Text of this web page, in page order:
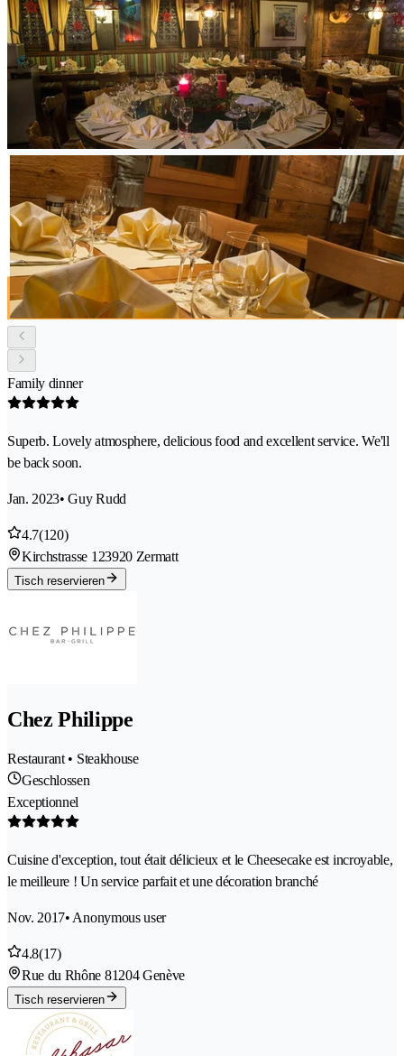
Family dinner
Superb. Lovely atmosphere, delicious food and excellent service. We'll
be back soon.
Jan. 2023• Guy Rudd
4.7(120)
Kirchstrasse 123920 Zermatt
Tisch reservieren
Chez Philippe
Restaurant • Steakhouse
Geschlossen
Exceptionnel
Cuisine d'exception, tout était délicieux et le Cheesecake est incroyable,
le meilleure ! Un service parfait et une décoration branché
Nov. 2017• Anonymous user
4.8(17)
Rue du Rhône 81204 Genève
Tisch reservieren